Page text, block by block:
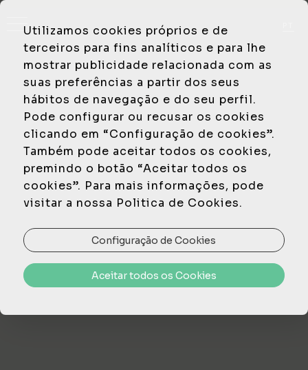
Utilizamos cookies próprios e de
terceiros para fins analíticos e para lhe
mostrar publicidade relacionada com as
suas preferências a partir dos seus
hábitos de navegação e do seu perfil.
Pode configurar ou recusar os cookies
clicando em “Configuração de cookies”.
Também pode aceitar todos os cookies,
premindo o botão “Aceitar todos os
cookies”. Para mais informações, pode
visitar a nossa Politica de Cookies.
Configuração de Cookies
Aceitar todos os Cookies